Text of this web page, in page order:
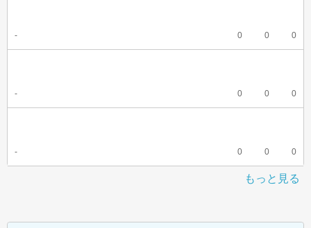
- 0 0 0
- 0 0 0
- 0 0 0
もっと見る